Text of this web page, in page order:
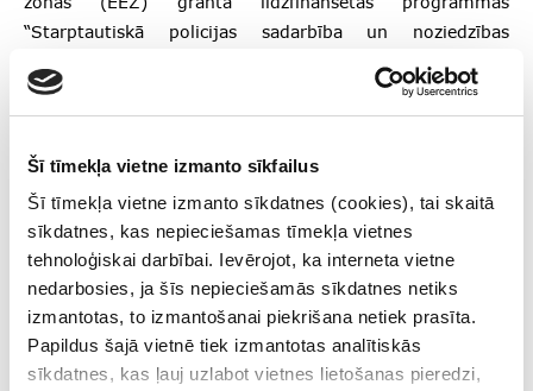
Šī tīmekļa vietne izmanto sīkfailus
Šī tīmekļa vietne izmanto sīkdatnes (cookies), tai skaitā
sīkdatnes, kas nepieciešamas tīmekļa vietnes
tehnoloģiskai darbībai. Ievērojot, ka interneta vietne
nedarbosies, ja šīs nepieciešamās sīkdatnes netiks
izmantotas, to izmantošanai piekrišana netiek prasīta.
Papildus šajā vietnē tiek izmantotas analītiskās
sīkdatnes, kas ļauj uzlabot vietnes lietošanas pieredzi,
“Starptautiskā policijas sadarbība un noziedzības
sadarbības fonda
iniciatīvas “Zināšanu pilnveide
noziedzīgi iegūtu līdzekļu legalizācijas novēršanas
jomā, tostarp attiecībā uz noziegumu pret vidi
identificēšanā”
EEZ/DSF/FID/2024/1.
Projekta mērķis
Stiprināt FID Latvija spējas atpazīt un reaģēt uz
noziedzīgi iegūtu līdzekļu legalizācijas gadījumiem,